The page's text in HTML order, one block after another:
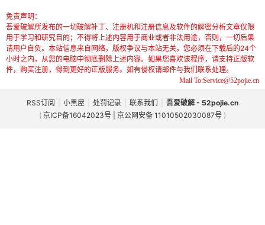
免责声明：
吾爱破解所发布的一切破解补丁、注册机和注册信息及软件的解密分析文章仅限
用于学习和研究目的；不得将上述内容用于商业或者非法用途，否则，一切后果
请用户自负。本站信息来自网络，版权争议与本站无关。您必须在下载后的24个
小时之内，从您的电脑中彻底删除上述内容。如果您喜欢该程序，请支持正版软
件，购买注册，得到更好的正版服务。如有侵权请邮件与我们联系处理。
Mail To:Service@52pojie.cn
RSS订阅 小黑屋 处罚记录 联系我们
吾爱破解 - 52pojie.cn
( 京ICP备16042023号 | 京公网安备 11010502030087号 )